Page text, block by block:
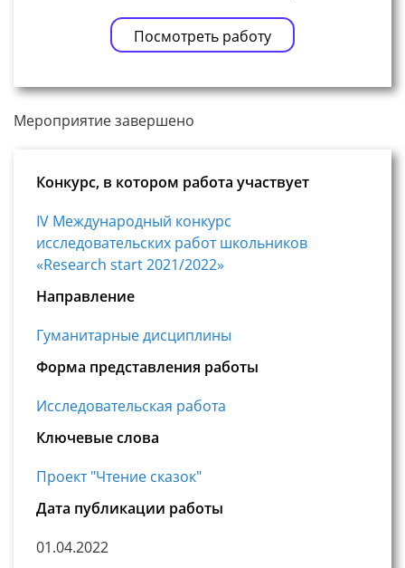
Посмотреть работу
Мероприятие завершено
Конкурс, в котором работа участвует
IV Международный конкурс
исследовательских работ школьников
«Research start 2021/2022»
Направление
Гуманитарные дисциплины
Форма представления работы
Исследовательская работа
Ключевые слова
Проект "Чтение сказок"
Дата публикации работы
01.04.2022